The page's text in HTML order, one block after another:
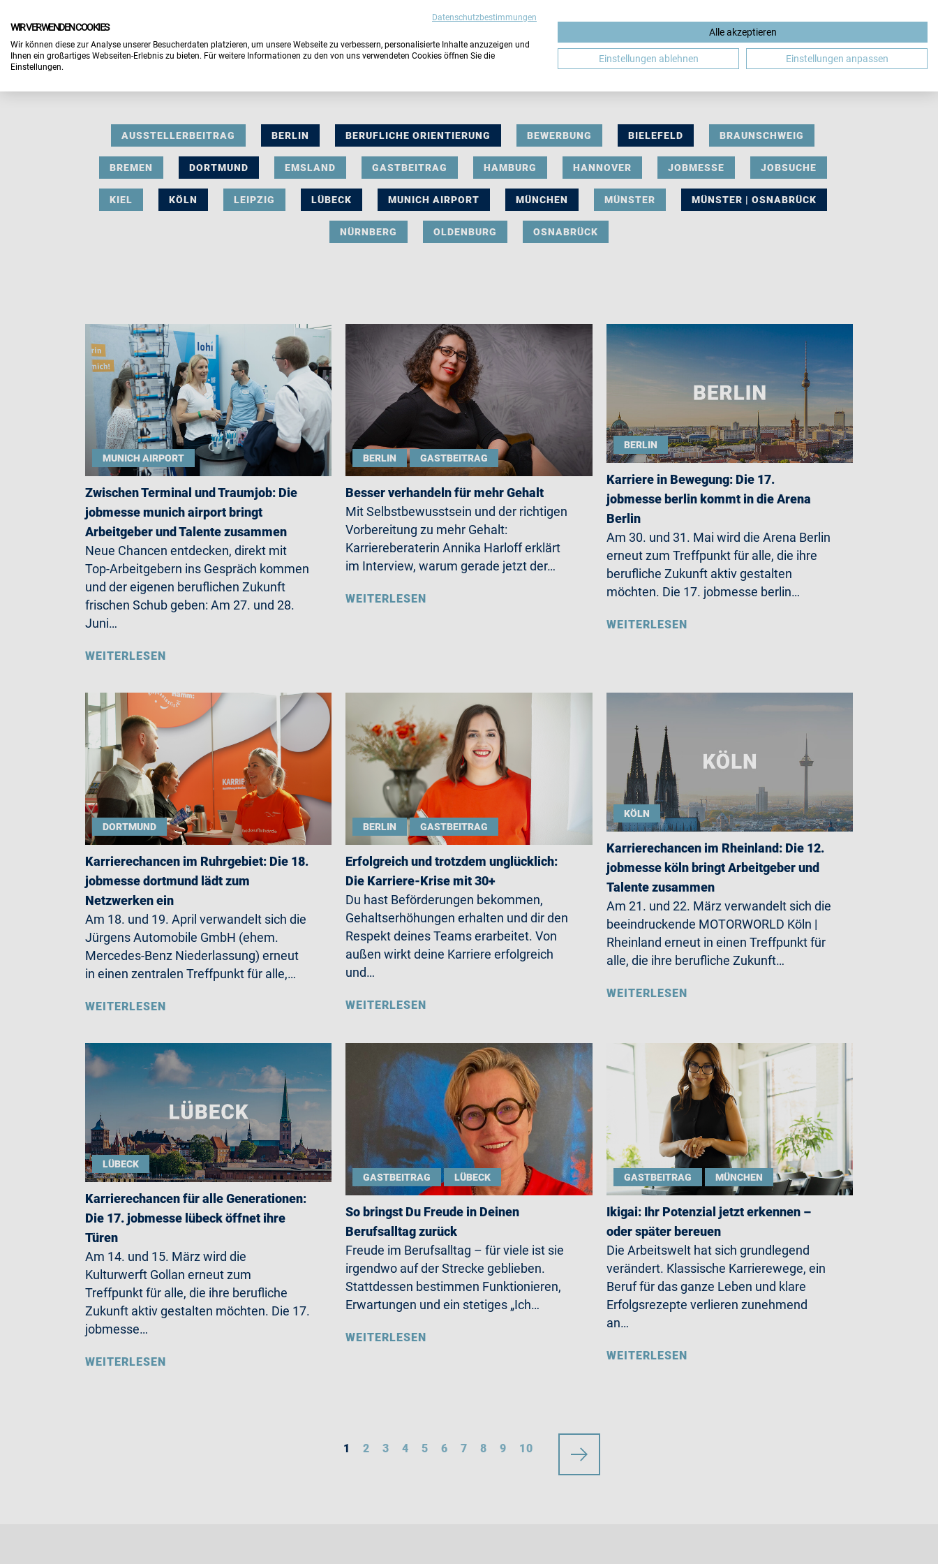
DE
AUSSTELLERBEITRAG BERLIN BERUFLICHE ORIENTIERUNG BEWERBUNG BIELEFELD BRAUNSCHWEIG
BREMEN DORTMUND EMSLAND GASTBEITRAG HAMBURG HANNOVER JOBMESSE JOBSUCHE
KIEL KÖLN LEIPZIG LÜBECK MUNICH AIRPORT MÜNCHEN MÜNSTER MÜNSTER | OSNABRÜCK
NÜRNBERG OLDENBURG OSNABRÜCK
MUNICH AIRPORT
Zwischen Terminal und Traumjob: Die
jobmesse munich airport bringt
Arbeitgeber und Talente zusammen
Neue Chancen entdecken, direkt mit
Top-Arbeitgebern ins Gespräch kommen
und der eigenen beruflichen Zukunft
frischen Schub geben: Am 27. und 28.
Juni…
WEITERLESEN
BERLIN GASTBEITRAG
Besser verhandeln für mehr Gehalt
Mit Selbstbewusstsein und der richtigen
Vorbereitung zu mehr Gehalt:
Karriereberaterin Annika Harloff erklärt
im Interview, warum gerade jetzt der…
WEITERLESEN
BERLIN
Karriere in Bewegung: Die 17.
jobmesse berlin kommt in die Arena
Berlin
Am 30. und 31. Mai wird die Arena Berlin
erneut zum Treffpunkt für alle, die ihre
berufliche Zukunft aktiv gestalten
möchten. Die 17. jobmesse berlin…
WEITERLESEN
DORTMUND
Karrierechancen im Ruhrgebiet: Die 18.
jobmesse dortmund lädt zum
Netzwerken ein
Am 18. und 19. April verwandelt sich die
Jürgens Automobile GmbH (ehem.
Mercedes-Benz Niederlassung) erneut
in einen zentralen Treffpunkt für alle,…
WEITERLESEN
BERLIN GASTBEITRAG
Erfolgreich und trotzdem unglücklich:
Die Karriere-Krise mit 30+
Du hast Beförderungen bekommen,
Gehaltserhöhungen erhalten und dir den
Respekt deines Teams erarbeitet. Von
außen wirkt deine Karriere erfolgreich
und…
WEITERLESEN
KÖLN
Karrierechancen im Rheinland: Die 12.
jobmesse köln bringt Arbeitgeber und
Talente zusammen
Am 21. und 22. März verwandelt sich die
beeindruckende MOTORWORLD Köln |
Rheinland erneut in einen Treffpunkt für
alle, die ihre berufliche Zukunft…
WEITERLESEN
LÜBECK
Karrierechancen für alle Generationen:
Die 17. jobmesse lübeck öffnet ihre
Türen
Am 14. und 15. März wird die
Kulturwerft Gollan erneut zum
Treffpunkt für alle, die ihre berufliche
Zukunft aktiv gestalten möchten. Die 17.
jobmesse…
WEITERLESEN
GASTBEITRAG LÜBECK
So bringst Du Freude in Deinen
Berufsalltag zurück
Freude im Berufsalltag – für viele ist sie
irgendwo auf der Strecke geblieben.
Stattdessen bestimmen Funktionieren,
Erwartungen und ein stetiges „Ich…
WEITERLESEN
GASTBEITRAG MÜNCHEN
Ikigai: Ihr Potenzial jetzt erkennen –
oder später bereuen
Die Arbeitswelt hat sich grundlegend
verändert. Klassische Karrierewege, ein
Beruf für das ganze Leben und klare
Erfolgsrezepte verlieren zunehmend
an…
WEITERLESEN
1 2 3 4 5 6 7 8 9 10
Datenschutzbestimmungen
WIR VERWENDEN COOKIES
Wir können diese zur Analyse unserer Besucherdaten platzieren, um unsere Webseite zu verbessern, personalisierte Inhalte anzuzeigen und
Ihnen ein großartiges Webseiten-Erlebnis zu bieten. Für weitere Informationen zu den von uns verwendeten Cookies öffnen Sie die
Einstellungen.
Alle akzeptieren
Einstellungen ablehnen Einstellungen anpassen